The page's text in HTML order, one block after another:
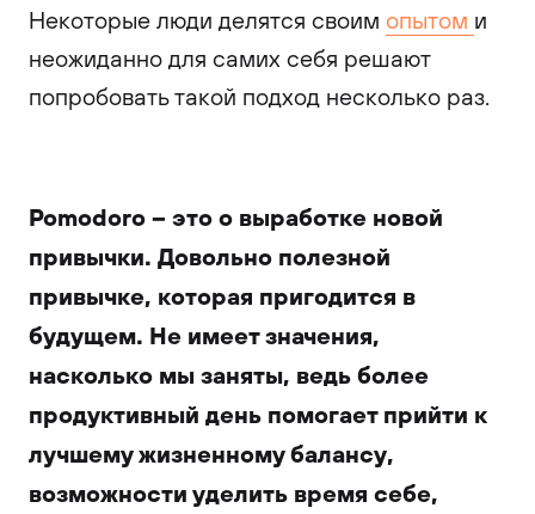
Некоторые люди делятся своим опытом и
неожиданно для самих себя решают
попробовать такой подход несколько раз.
Pomodoro – это о выработке новой
привычки. Довольно полезной
привычке, которая пригодится в
будущем. Не имеет значения,
насколько мы заняты, ведь более
продуктивный день помогает прийти к
лучшему жизненному балансу,
возможности уделить время себе,